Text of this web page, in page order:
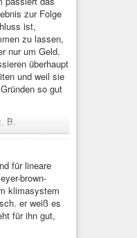
zur Folge
ist,
zu lassen,
nur um Geld.
überhaupt
und weil sie
so gut
B.
die er
dran
Seite:
nur durch
für lineare
brown-
klimasystem
er weiß es
für ihn gut,